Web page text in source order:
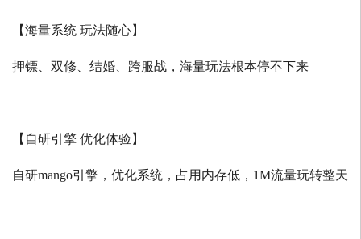
【海量系统 玩法随心】
押镖、双修、结婚、跨服战，海量玩法根本停不下来
【自研引擎 优化体验】
自研mango引擎，优化系统，占用内存低， 1M流量玩转整天